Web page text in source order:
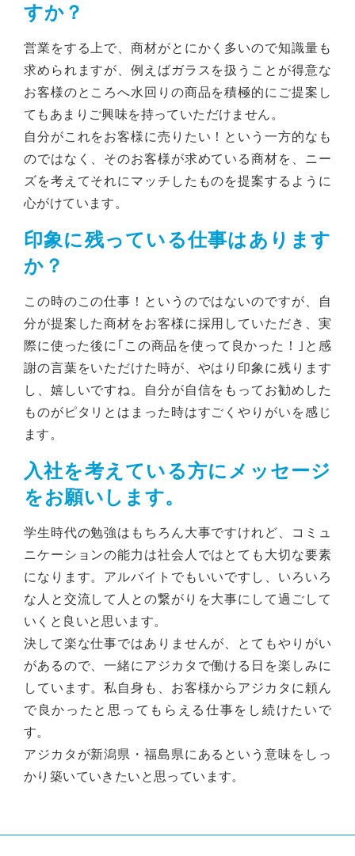
すか？
営業をする上で、商材がとにかく多いので知識量も
求められますが、例えばガラスを扱うことが得意な
お客様のところへ水回りの商品を積極的にご提案し
てもあまりご興味を持っていただけません。
自分がこれをお客様に売りたい！という一方的なも
のではなく、そのお客様が求めている商材を、ニー
ズを考えてそれにマッチしたものを提案するように
心がけています。
印象に残っている仕事はあります
か？
この時のこの仕事！というのではないのですが、自
分が提案した商材をお客様に採用していただき、実
際に使った後に｢この商品を使って良かった！｣と感
謝の言葉をいただけた時が、やはり印象に残ります
し、嬉しいですね。自分が自信をもってお勧めした
ものがピタリとはまった時はすごくやりがいを感じ
ます。
入社を考えている方にメッセージ
をお願いします。
学生時代の勉強はもちろん大事ですけれど、コミュ
ニケーションの能力は社会人ではとても大切な要素
になります。アルバイトでもいいですし、いろいろ
な人と交流して人との繋がりを大事にして過ごして
いくと良いと思います。
決して楽な仕事ではありませんが、とてもやりがい
があるので、一緒にアジカタで働ける日を楽しみに
しています。私自身も、お客様からアジカタに頼ん
で良かったと思ってもらえる仕事をし続けたいで
す。
アジカタが新潟県・福島県にあるという意味をしっ
かり築いていきたいと思っています。